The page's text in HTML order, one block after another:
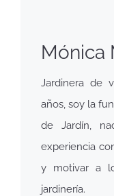
Mónica
Jardinera de
años, soy la
de Jardín,
experiencia
y motivar a
jardinería.